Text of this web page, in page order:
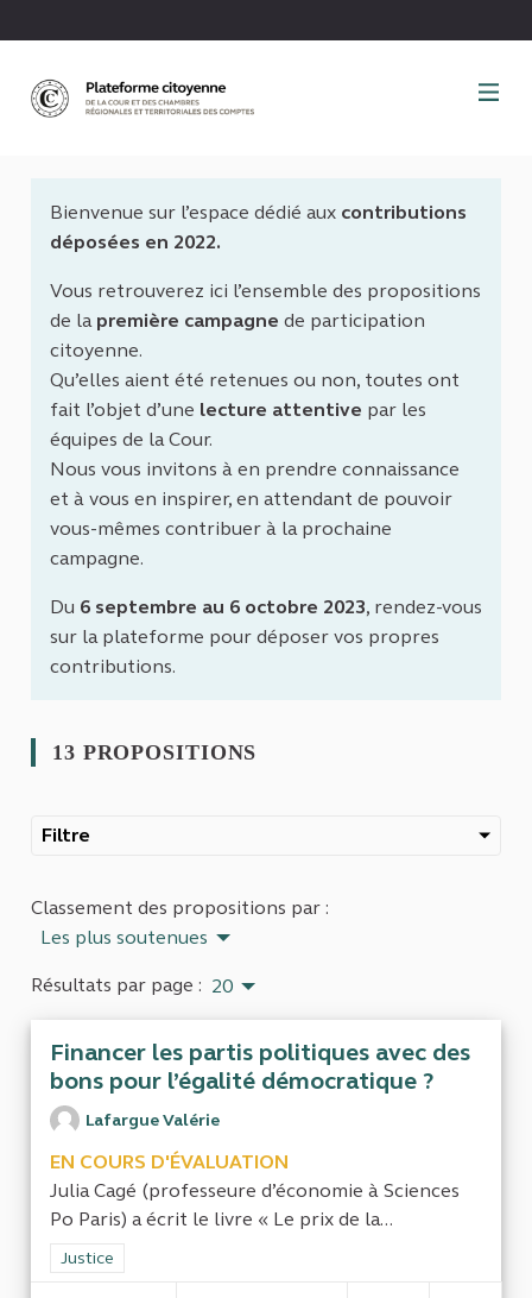
Bienvenue sur l’espace dédié aux contributions
déposées en 2022.
Vous retrouverez ici l’ensemble des propositions
de la première campagne de participation
citoyenne.
Qu’elles aient été retenues ou non, toutes ont
fait l’objet d’une lecture attentive par les
équipes de la Cour.
Nous vous invitons à en prendre connaissance
et à vous en inspirer, en attendant de pouvoir
vous-mêmes contribuer à la prochaine
campagne.
Du 6 septembre au 6 octobre 2023, rendez-vous
sur la plateforme pour déposer vos propres
contributions.
13 PROPOSITIONS
Filtre
Classement des propositions par :
Les plus soutenues
Résultats par page : 20
Financer les partis politiques avec des
bons pour l’égalité démocratique ?
Lafargue Valérie
EN COURS D'ÉVALUATION
Julia Cagé (professeure d’économie à Sciences
Po Paris) a écrit le livre « Le prix de la...
Filtrer les résultats de la catégorie : Justice
Justice